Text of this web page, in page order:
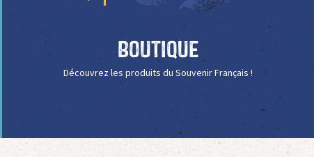
Boutique
Découvrez les produits du Souvenir Français !